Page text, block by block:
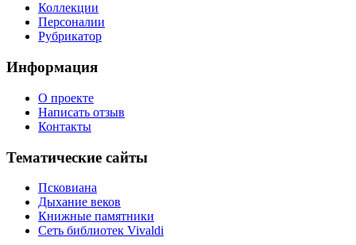
Коллекции
Персоналии
Рубрикатор
Информация
О проекте
Написать отзыв
Контакты
Тематические сайты
Псковиана
Дыхание веков
Книжные памятники
Сеть библиотек Vivaldi